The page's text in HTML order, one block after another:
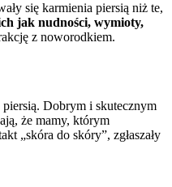
się karmienia piersią niż te,
jak nudności, wymioty,
z noworodkiem.
Dobrym i skutecznym
że mamy, którym
„skóra do skóry”, zgłaszały